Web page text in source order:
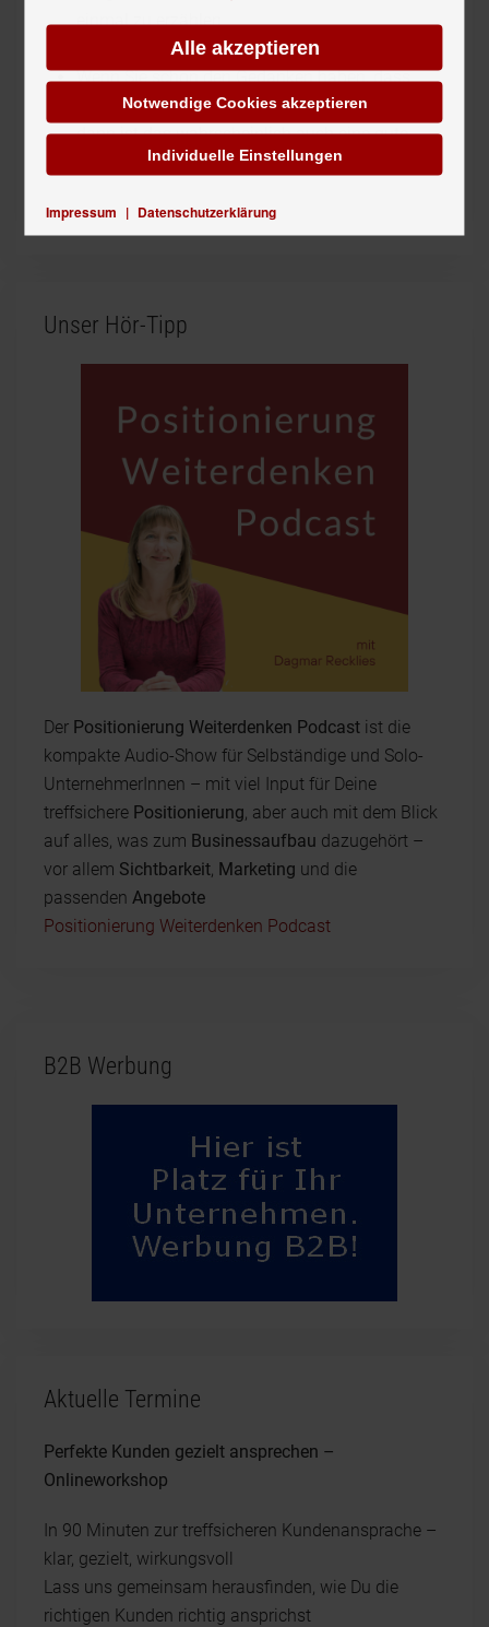
einmal zu erzählen.
Wenn Sie schon den Gedanken haben, dass
noch etwas anderes daraus werden könnte,
dann ist das wahrscheinlich auch eine gute
Unser Hör-Tipp
Der Positionierung Weiterdenken Podcast ist die
kompakte Audio-Show für Selbständige und Solo-
UnternehmerInnen – mit viel Input für Deine
treffsichere Positionierung, aber auch mit dem Blick
auf alles, was zum Businessaufbau dazugehört –
vor allem Sichtbarkeit, Marketing und die
passenden Angebote
Positionierung Weiterdenken Podcast
B2B Werbung
Aktuelle Termine
Perfekte Kunden gezielt ansprechen –
Onlineworkshop
In 90 Minuten zur treffsicheren Kundenansprache –
klar, gezielt, wirkungsvoll
Lass uns gemeinsam herausfinden, wie Du die
richtigen Kunden richtig ansprichst
Alle akzeptieren
Notwendige Cookies akzeptieren
Impressum | Datenschutzerklärung
Individuelle Einstellungen